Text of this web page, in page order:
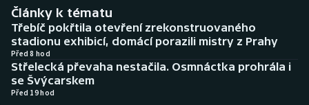
Biatlon
Boby a skeleton
Box
Aplikace ČT sport
AZ kvíz
Články k tématu
Třebíč pokřtila otevření zrekonstruovaného
stadionu exhibicí, domácí porazili mistry z Prahy
Před 8 hod
Střelecká převaha nestačila. Osmnáctka prohrála i
se Švýcarskem
Před 19 hod